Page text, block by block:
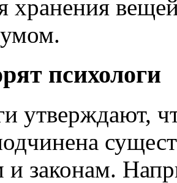
хранения
психологи
утверждают,
и законам.